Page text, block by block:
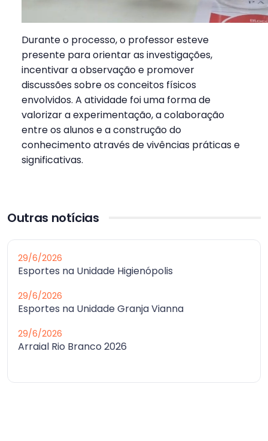
Durante o processo, o professor esteve
presente para orientar as investigações,
incentivar a observação e promover
discussões sobre os conceitos físicos
envolvidos. A atividade foi uma forma de
valorizar a experimentação, a colaboração
entre os alunos e a construção do
conhecimento através de vivências práticas e
significativas.
Outras notícias
29/6/2026
Esportes na Unidade Higienópolis
29/6/2026
Esportes na Unidade Granja Vianna
29/6/2026
Arraial Rio Branco 2026